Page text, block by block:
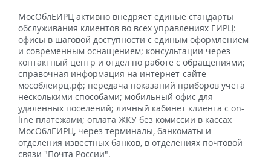
МосОблЕИРЦ активно внедряет единые стандарты
обслуживания клиентов во всех управлениях ЕИРЦ:
офисы в шаговой доступности с единым оформлением
и современным оснащением; консультации через
контактный центр и отдел по работе с обращениями;
справочная информация на интернет-сайте
мособлеирц.рф; передача показаний приборов учета
несколькими способами; мобильный офис для
удаленных поселений; личный кабинет клиента с on-
line платежами; оплата ЖКУ без комиссии в кассах
МосОблЕИРЦ, через терминалы, банкоматы и
отделения известных банков, в отделениях почтовой
связи "Почта России".